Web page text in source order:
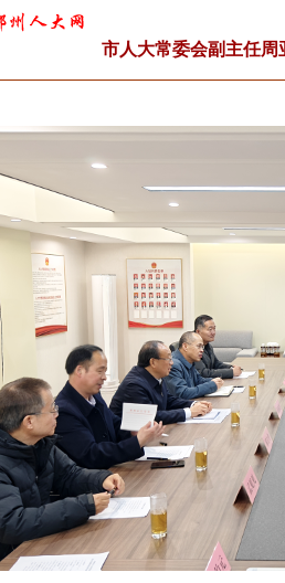
市人大常委会副主任